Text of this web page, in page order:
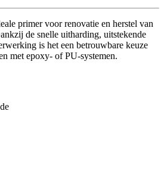
primer voor renovatie en herstel van
de snelle uitharding, uitstekende
is het een betrouwbare keuze
met epoxy- of PU-systemen.